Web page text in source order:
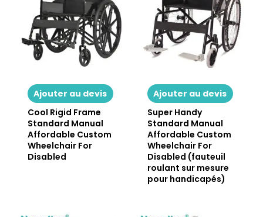
Ajouter au devis
Cool Rigid Frame
Standard Manual
Affordable Custom
Wheelchair For
Disabled
Ajouter au devis
Super Handy
Standard Manual
Affordable Custom
Wheelchair For
Disabled (fauteuil
roulant sur mesure
pour handicapés)